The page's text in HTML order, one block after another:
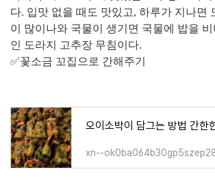
다. 입맛 없을 때도 맛있고, 하루가 지나면
이 많이나와 국물이 생기면 국물에 밥을 비
인 도라지 고추장 무침이다.
✅꽃소금 꼬집으로 간해주기
xn--